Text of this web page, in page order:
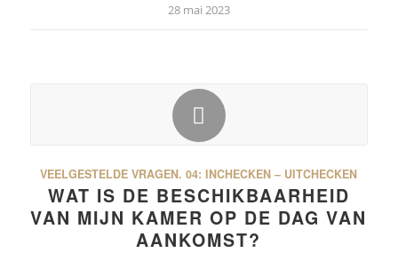
28 mai 2023
VEELGESTELDE VRAGEN. 04: INCHECKEN – UITCHECKEN
WAT IS DE BESCHIKBAARHEID
VAN MIJN KAMER OP DE DAG VAN
AANKOMST?